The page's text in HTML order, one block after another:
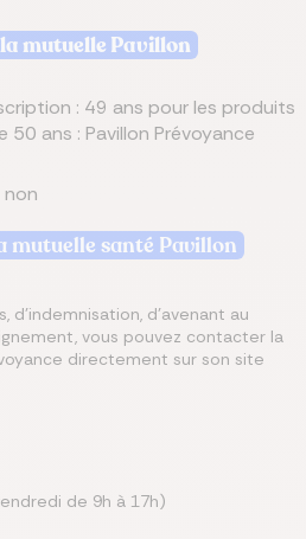
la mutuelle Pavillon
: 49 ans pour les produits
50 ans : Pavillon Prévoyance
non
mutuelle santé Pavillon
d'indemnisation, d'avenant au
vous pouvez contacter la
directement sur son site
de 9h à 17h)